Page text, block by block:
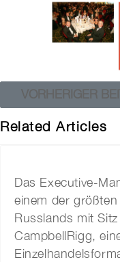
VORHERIGER
Related Articles
Das Executive-
einem der
Russlands mit
CampbellRigg,